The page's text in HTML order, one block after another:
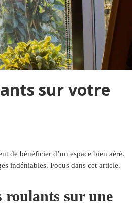
sur votre
de bénéficier d’un espace bien aéré.
indéniables. Focus dans cet article.
roulants sur une